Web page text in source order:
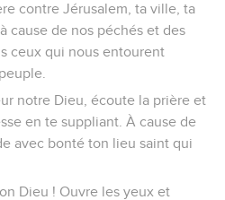
contre Jérusalem, ta ville, ta
cause de nos péchés et des
ceux qui nous entourent
notre Dieu, écoute la prière et
en te suppliant. À cause de
avec bonté ton lieu saint qui
Dieu ! Ouvre les yeux et